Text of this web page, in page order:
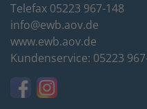
Telefax 05223 967-148
info@ewb.aov.de
www.ewb.aov.de
Kundenservice: 05223